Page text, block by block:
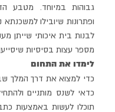
גבוהות במיוחד. מטבע
ופתרונות שיובילו
לבנות בית איכותי שייתן
מספר עצות בסיסיות
לימדו את התחום
כדי למצוא את דרך המלך
כדאי לשנס מותניים
תוכלו לעשות באמצעות